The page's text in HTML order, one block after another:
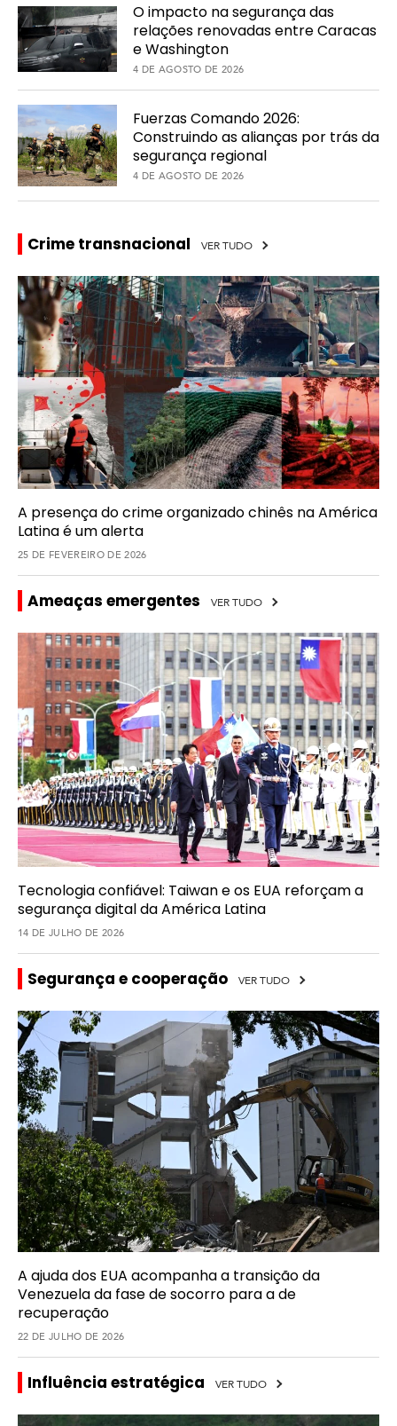
A
m
é
r
i
c
a
d
o
A
m
é
r
i
c
a
C
e
n
t
r
a
l
C
a
r
i
e
O impacto na segurança das
relações renovadas entre Caracas
e Washington
4 DE AGOSTO DE 2026
Fuerzas Comando 2026:
Construindo as alianças por trás da
segurança regional
4 DE AGOSTO DE 2026
Crime transnacional VER TUDO
A presença do crime organizado chinês na América
Latina é um alerta
25 DE FEVEREIRO DE 2026
Ameaças emergentes VER TUDO
Tecnologia confiável: Taiwan e os EUA reforçam a
segurança digital da América Latina
14 DE JULHO DE 2026
Segurança e cooperação VER TUDO
A ajuda dos EUA acompanha a transição da
Venezuela da fase de socorro para a de
recuperação
22 DE JULHO DE 2026
Influência estratégica VER TUDO